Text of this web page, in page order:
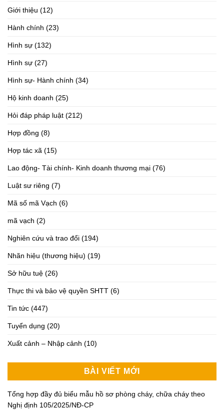
Giới thiệu (12)
Hành chính (23)
Hình sự (132)
Hình sự (27)
Hình sự- Hành chính (34)
Hộ kinh doanh (25)
Hỏi đáp pháp luật (212)
Hợp đồng (8)
Hợp tác xã (15)
Lao động- Tài chính- Kinh doanh thương mại (76)
Luật sư riêng (7)
Mã số mã Vạch (6)
mã vạch (2)
Nghiên cứu và trao đổi (194)
Nhãn hiệu (thương hiệu) (19)
Sở hữu tuệ (26)
Thực thi và bảo vệ quyền SHTT (6)
Tin tức (447)
Tuyển dụng (20)
Xuất cảnh – Nhập cảnh (10)
BÀI VIẾT MỚI
Tổng hợp đầy đủ biểu mẫu hồ sơ phòng cháy, chữa cháy theo
Nghị định 105/2025/NĐ-CP